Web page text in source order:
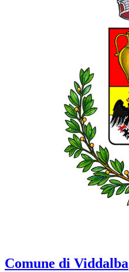
Comune di Viddalba